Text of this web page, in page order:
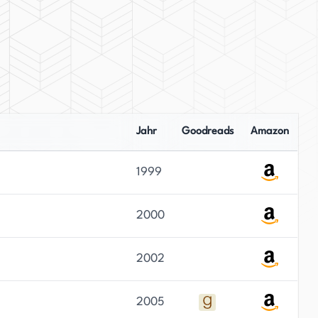
Jahr Goodreads Amazon
1999
2000
2002
2005